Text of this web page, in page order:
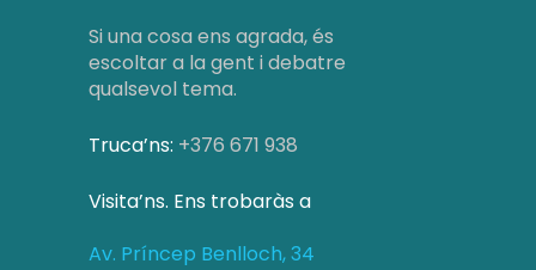
Si una cosa ens agrada, és
escoltar a la gent i debatre
qualsevol tema.
Truca’ns: +376 671 938
Visita’ns. Ens trobaràs a
Av. Príncep Benlloch, 34